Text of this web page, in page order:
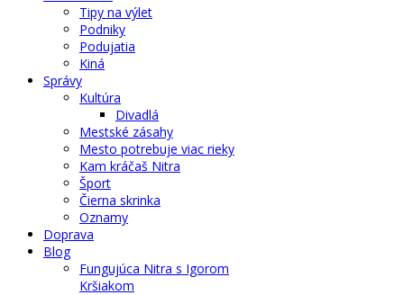
Tipy na výlet
Podniky
Podujatia
Kiná
Správy
Kultúra
Divadlá
Mestské zásahy
Mesto potrebuje viac rieky
Kam kráčaš Nitra
Šport
Čierna skrinka
Oznamy
Doprava
Blog
Fungujúca Nitra s Igorom
Kršiakom